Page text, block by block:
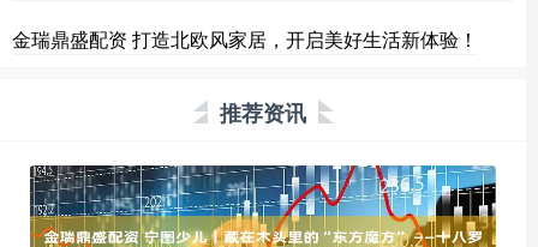
金瑞鼎盛配资 打造北欧风家居，开启美好生活新体验！
推荐资讯